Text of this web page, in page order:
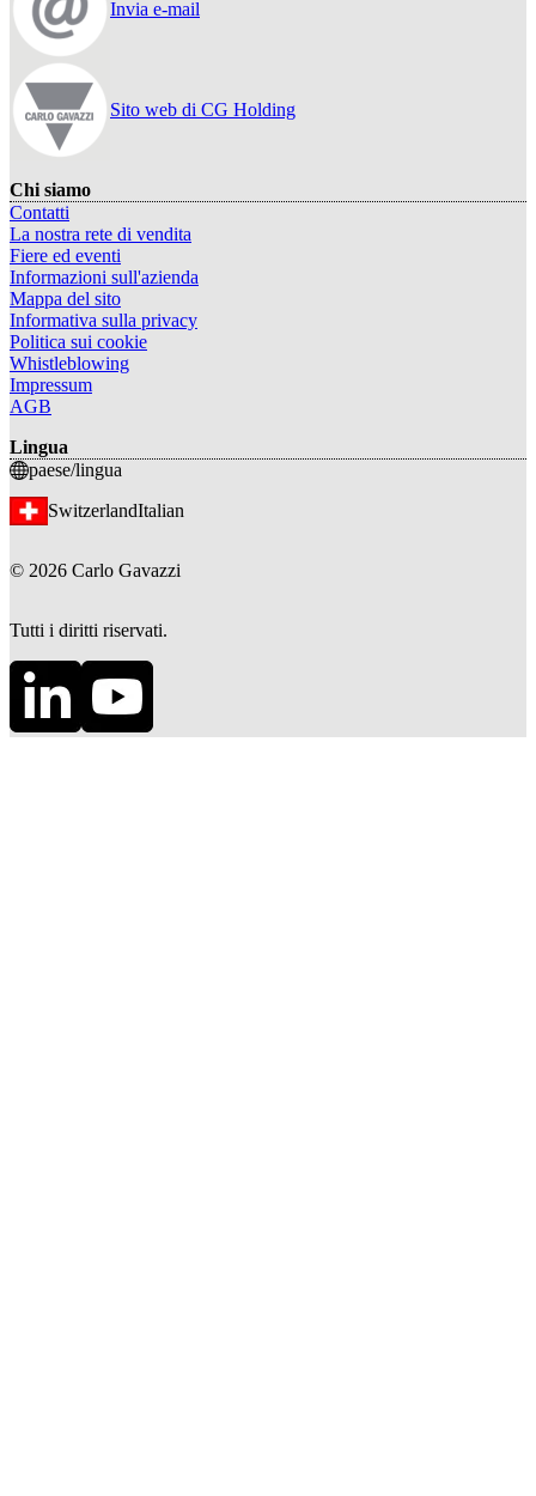
Invia e-mail
Sito web di CG Holding
Chi siamo
Contatti
La nostra rete di vendita
Fiere ed eventi
Informazioni sull'azienda
Mappa del sito
Informativa sulla privacy
Politica sui cookie
Whistleblowing
Impressum
AGB
Lingua
paese/lingua
SwitzerlandItalian
© 2026 Carlo Gavazzi
Tutti i diritti riservati.